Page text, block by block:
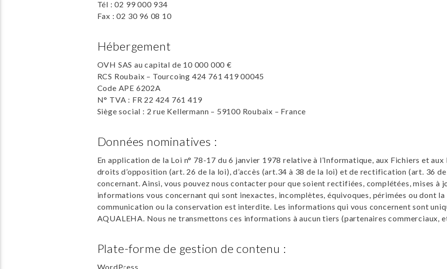
Tél : 02 99 000 934
Fax : 02 30 96 08 10
Hébergement
OVH SAS au capital de 10 000 000 €
RCS Roubaix – Tourcoing 424 761 419 00045
Code APE 6202A
N° TVA : FR 22 424 761 419
Siège social : 2 rue Kellermann – 59100 Roubaix – France
Données nominatives :
En application de la Loi n° 78-17 du 6 janvier 1978 relative à l’Informatique, aux Fichiers et aux
droits d’opposition (art. 26 de la loi), d’accès (art.34 à 38 de la loi) et de rectification (art. 36
concernant. Ainsi, vous pouvez nous contacter pour que soient rectifiées, complétées, mises à
informations vous concernant qui sont inexactes, incomplètes, équivoques, périmées ou dont
communication ou la conservation est interdite. Les informations qui vous concernent sont
AQUALEHA. Nous ne transmettons ces informations à aucun tiers (partenaires commerciaux,
Plate-forme de gestion de contenu :
WordPress